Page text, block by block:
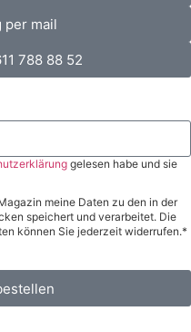
per mail
788 88 52
gelesen habe und sie
meine Daten zu den in der
speichert und verarbeitet. Die
können Sie jederzeit widerrufen.*